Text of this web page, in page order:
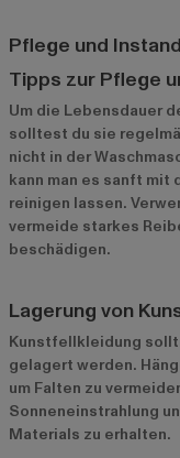
Pflege und
Tipps zur Pflege
Um die Lebensdauer
solltest du sie
nicht in der
kann man es sanft mit
reinigen lassen.
vermeide starkes
beschädigen.
Lagerung von
Kunstfellkleidung
gelagert werden.
um Falten zu
Sonneneinstrahlung
Materials zu erhalten.